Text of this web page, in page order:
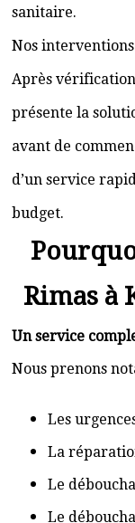
sanitaire.
Nos
Après
présente la
avant de
d’un service
budget.
Rimas à
Un service
Nous prenons
Les
La
Le
Le